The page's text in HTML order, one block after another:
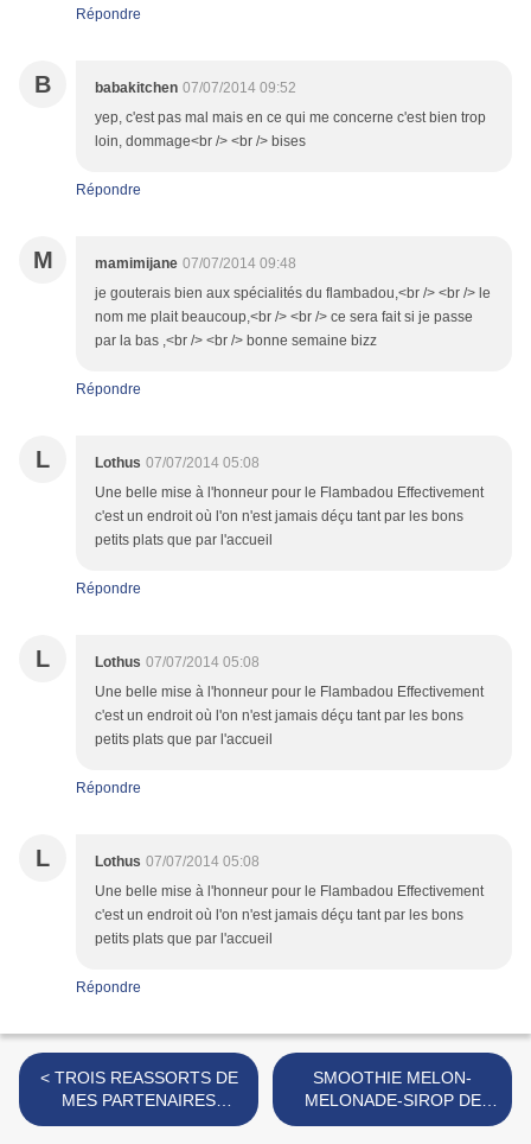
Répondre
B babakitchen 07/07/2014 09:52
yep, c'est pas mal mais en ce qui me concerne c'est bien trop
loin, dommage<br /> <br /> bises
Répondre
M mamimijane 07/07/2014 09:48
je gouterais bien aux spécialités du flambadou,<br /> <br /> le
nom me plait beaucoup,<br /> <br /> ce sera fait si je passe
par la bas ,<br /> <br /> bonne semaine bizz
Répondre
L Lothus 07/07/2014 05:08
Une belle mise à l'honneur pour le Flambadou Effectivement
c'est un endroit où l'on n'est jamais déçu tant par les bons
petits plats que par l'accueil
Répondre
L Lothus 07/07/2014 05:08
Une belle mise à l'honneur pour le Flambadou Effectivement
c'est un endroit où l'on n'est jamais déçu tant par les bons
petits plats que par l'accueil
Répondre
L Lothus 07/07/2014 05:08
Une belle mise à l'honneur pour le Flambadou Effectivement
c'est un endroit où l'on n'est jamais déçu tant par les bons
petits plats que par l'accueil
Répondre
< TROIS REASSORTS DE
MES PARTENAIRES
CETTE SEMAINE
SMOOTHIE MELON-
MELONADE-SIROP DE
BASILIC >